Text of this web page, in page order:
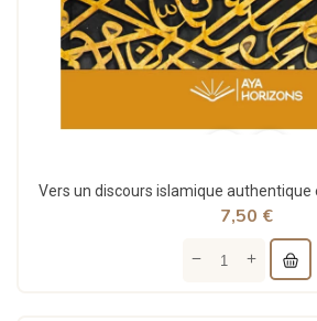
7,50 €